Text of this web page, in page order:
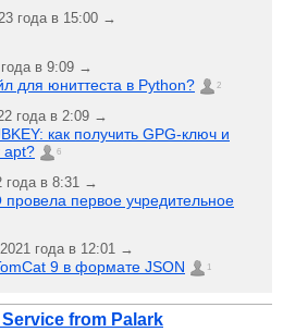
года в 15:00 →
в 9:09 →
для юниттеста в Python? 2
года в 2:09 →
как получить GPG-ключ и
apt?
6
года в 8:31 →
первое учредительное
года в 12:01 →
9 в формате JSON 1
Service from Palark